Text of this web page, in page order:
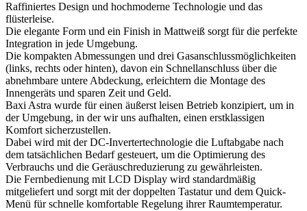
Raffiniertes Design und hochmoderne Technologie und das
flüsterleise.
Die elegante Form und ein Finish in Mattweiß sorgt für die perfekte
Integration in jede Umgebung.
Die kompakten Abmessungen und drei Gasanschlussmöglichkeiten
(links, rechts oder hinten), davon ein Schnellanschluss über die
abnehmbare untere Abdeckung, erleichtern die Montage des
Innengeräts und sparen Zeit und Geld.
Baxi Astra wurde für einen äußerst leisen Betrieb konzipiert, um in
der Umgebung, in der wir uns aufhalten, einen erstklassigen
Komfort sicherzustellen.
Dabei wird mit der DC-Invertertechnologie die Luftabgabe nach
dem tatsächlichen Bedarf gesteuert, um die Optimierung des
Verbrauchs und die Geräuschreduzierung zu gewährleisten.
Die Fernbedienung mit LCD Display wird standardmäßig
mitgeliefert und sorgt mit der doppelten Tastatur und dem Quick-
Menü für schnelle komfortable Regelung ihrer Raumtemperatur.